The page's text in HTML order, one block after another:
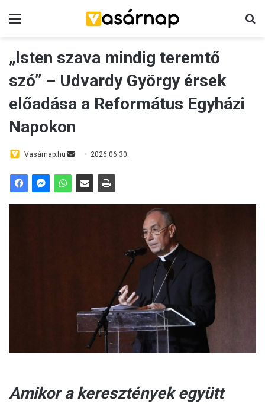
„Isten szava mindig teremtő
szó” – Udvardy György érsek
előadása a Református Egyházi
Napokon
Vasárnap.hu 2026.06.30.
Amikor a keresztények együtt